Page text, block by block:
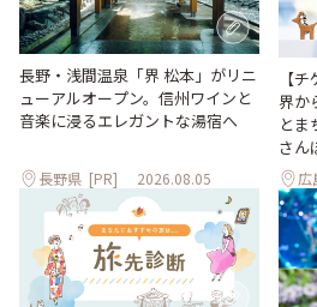
長野・浅間温泉「界 松本」がリニ
ューアルオープン。信州ワインと
音楽に浸るエレガントな湯宿へ
長野県 [PR] 2026.08.05
【
界か
とま
さん
広